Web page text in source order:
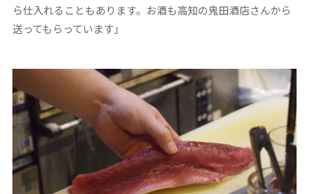
ら仕入れることもあります。お酒も高知の鬼田酒店さんから
送ってもらっています」